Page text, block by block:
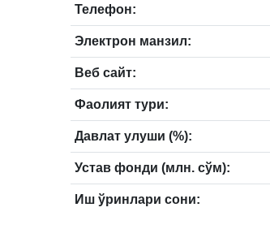
Телефон:
Электрон манзил:
Веб сайт:
Фаолият тури:
Давлат улуши (%):
Устав фонди (млн. сўм):
Иш ўринлари сони: